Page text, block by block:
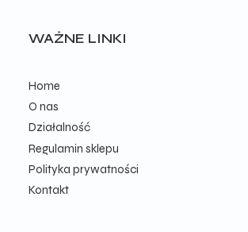
WAŻNE LINKI
Home
O nas
Działalność
Regulamin sklepu
Polityka prywatności
Kontakt